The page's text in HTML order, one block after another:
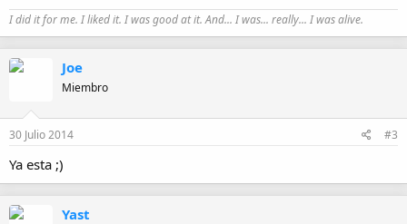
I did it for me. I liked it. I was good at it. And... I was... really... I was alive.
Joe
Miembro
30 Julio 2014 #3
Ya esta ;)
Yast